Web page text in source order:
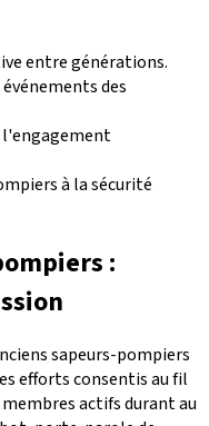
entre générations.
des
l'engagement
à la sécurité
:
sapeurs-pompiers
efforts consentis au fil
actifs durant au